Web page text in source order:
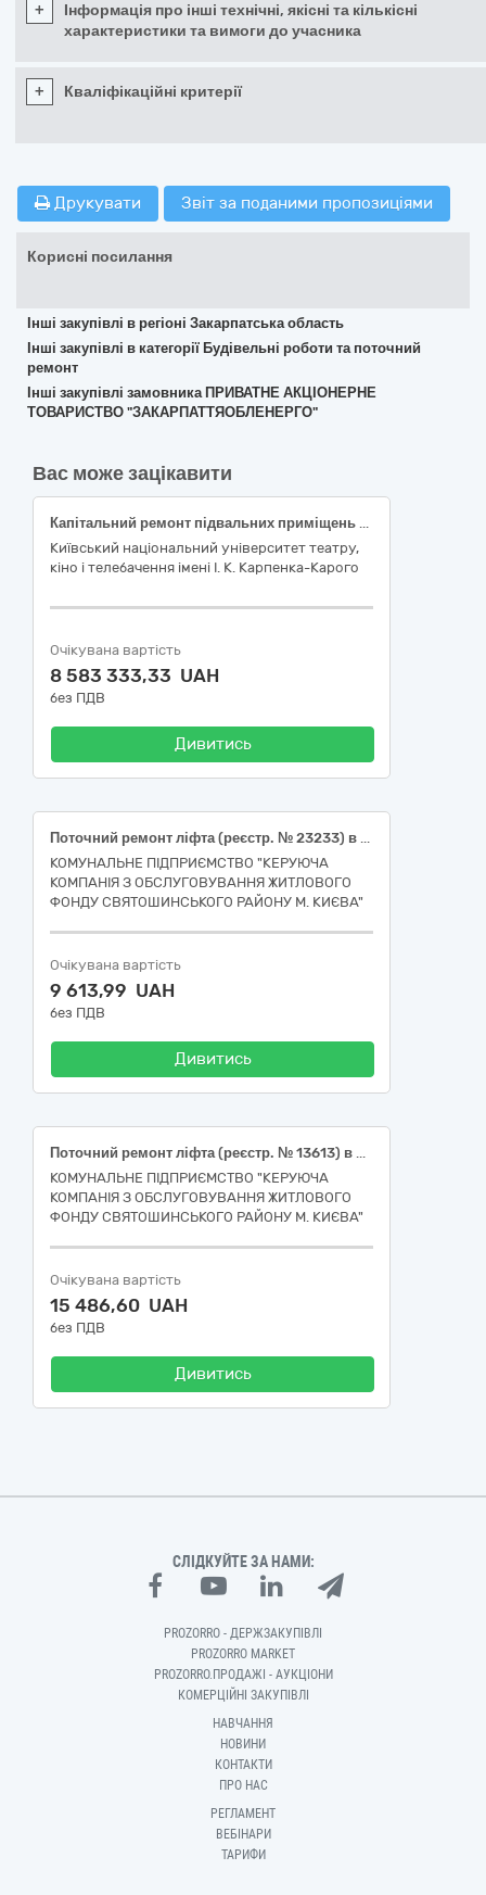
+
Інформація про інші технічні, якісні та кількісні
характеристики та вимоги до учасника
+ Кваліфікаційні критерії
Друкувати Звіт за поданими пропозиціями
Корисні посилання
Інші закупівлі в регіоні Закарпатська область
Інші закупівлі в категорії Будівельні роботи та поточний
ремонт
Інші закупівлі замовника ПРИВАТНЕ АКЦІОНЕРНЕ
ТОВАРИСТВО "ЗАКАРПАТТЯОБЛЕНЕРГО"
Вас може зацікавити
Капітальний ремонт підвальних приміщень навчального корпусу Київського національного університету театру, кіно і телебачення імені І. К. Карпенка - Карого за адресою: вул. Ярославів Вал, 40, місто Київ
Київський національний університет театру,
кіно і телебачення імені І. К. Карпенка-Карого
Очікувана вартість
8 583 333,33 UAH
без ПДВ
Дивитись
Поточний ремонт ліфта (реєстр. № 23233) в під’їзді № 1 у житловому будинку № 89-А на проспекті Берестейському в Святошинському районі м. Києва
КОМУНАЛЬНЕ ПІДПРИЄМСТВО "КЕРУЮЧА
КОМПАНІЯ З ОБСЛУГОВУВАННЯ ЖИТЛОВОГО
ФОНДУ СВЯТОШИНСЬКОГО РАЙОНУ М. КИЄВА"
Очікувана вартість
9 613,99 UAH
без ПДВ
Дивитись
Поточний ремонт ліфта (реєстр. № 13613) в під’їзді № 2 у житловому будинку № 30 на вулиці Академіка Доброхотова в Святошинському районі м. Києва
КОМУНАЛЬНЕ ПІДПРИЄМСТВО "КЕРУЮЧА
КОМПАНІЯ З ОБСЛУГОВУВАННЯ ЖИТЛОВОГО
ФОНДУ СВЯТОШИНСЬКОГО РАЙОНУ М. КИЄВА"
Очікувана вартість
15 486,60 UAH
без ПДВ
Дивитись
СЛІДКУЙТЕ ЗА НАМИ:
PROZORRO - ДЕРЖЗАКУПІВЛІ
PROZORRO MARKET
PROZORRO.ПРОДАЖІ - АУКЦІОНИ
КОМЕРЦІЙНІ ЗАКУПІВЛІ
НАВЧАННЯ
НОВИНИ
КОНТАКТИ
ПРО НАС
РЕГЛАМЕНТ
ВЕБІНАРИ
ТАРИФИ